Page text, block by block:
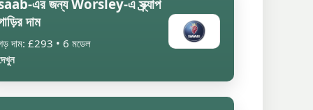
এর জন্য Worsley-এ স্ক্র্যাপ
দাম
দাম: £293 • 6 মডেল